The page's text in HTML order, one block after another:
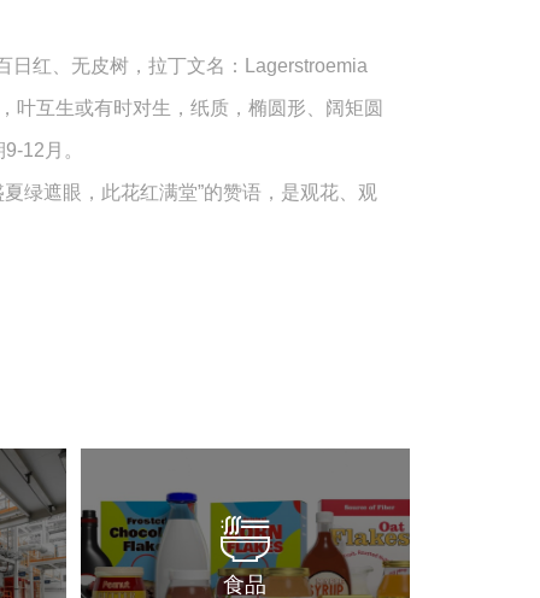
红、无皮树，拉丁文名：Lagerstroemia
叶互生或有时对生，纸质，椭圆形、阔矩圆
12月。
绿遮眼，此花红满堂”的赞语，是观花、观
食品